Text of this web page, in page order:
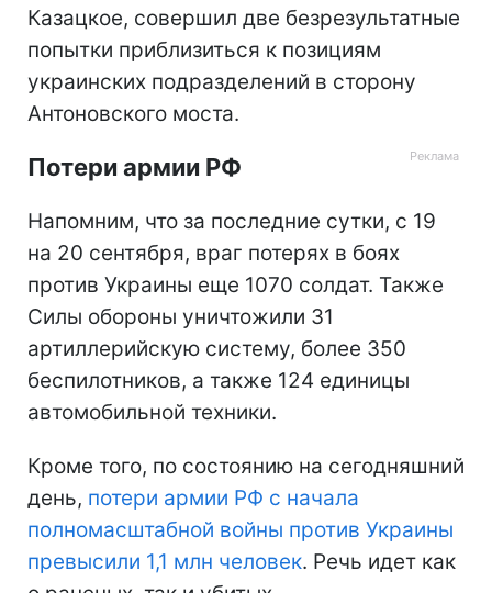
Казацкое, совершил две безрезультатные
попытки приблизиться к позициям
украинских подразделений в сторону
Антоновского моста.
Потери армии РФ
Напомним, что за последние сутки, с 19
на 20 сентября, враг потерях в боях
против Украины еще 1070 солдат. Также
Силы обороны уничтожили 31
артиллерийскую систему, более 350
беспилотников, а также 124 единицы
автомобильной техники.
Кроме того, по состоянию на сегодняшний
день, потери армии РФ с начала
полномасштабной войны против Украины
превысили 1,1 млн человек. Речь идет как